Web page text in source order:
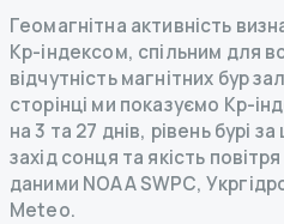
Геомагнітна активність
Kp-індексом, спільним для
відчутність магнітних бур
сторінці ми показуємо Kp-
на 3 та 27 днів, рівень бурі
захід сонця та якість
даними NOAA SWPC,
Meteo.